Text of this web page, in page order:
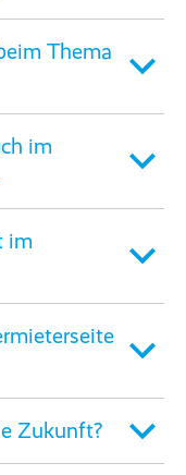
Thema
im
im
Zukunft?